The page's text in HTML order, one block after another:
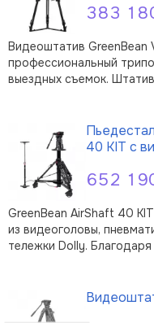
383
Видеоштатив
профессиональный
выездных съемок. Штатив оснащен прецизионной жидкостной
которая отлично
652
40 KIT с
GreenBean AirShaft 40
из видеоголовы,
тележки Dolly. Благодаря хорошей мобильности пьедестал